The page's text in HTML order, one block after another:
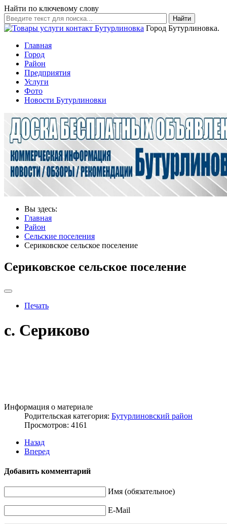
Найти по ключевому слову
Найти
Город Бутурлиновка.
Главная
Город
Район
Предприятия
Услуги
Фото
Новости Бутурлиновки
Вы здесь:
Главная
Район
Сельские поселения
Сериковское сельское поселение
Сериковское сельское поселение
Печать
c. Сериково
Информация о материале
Родительская категория: Бутурлиновский район
Просмотров: 4161
Назад
Вперед
Добавить комментарий
Имя (обязательное)
E-Mail